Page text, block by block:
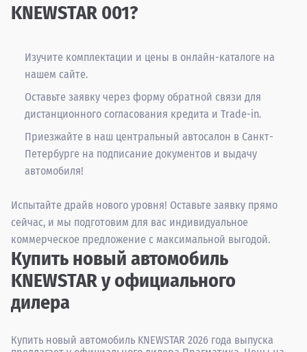
KNEWSTAR 001?
Изучите комплектации и цены в онлайн-каталоге на
нашем сайте.
Оставьте заявку через форму обратной связи для
дистанционного согласования кредита и Trade-in.
Приезжайте в наш центральный автосалон в Санкт-
Петербурге на подписание документов и выдачу
автомобиля!
Испытайте драйв нового уровня! Оставьте заявку прямо
сейчас, и мы подготовим для вас индивидуальное
коммерческое предложение с максимальной выгодой.
Купить новый автомобиль
KNEWSTAR у официального
дилера
Купить новый автомобиль KNEWSTAR 2026 года выпуска